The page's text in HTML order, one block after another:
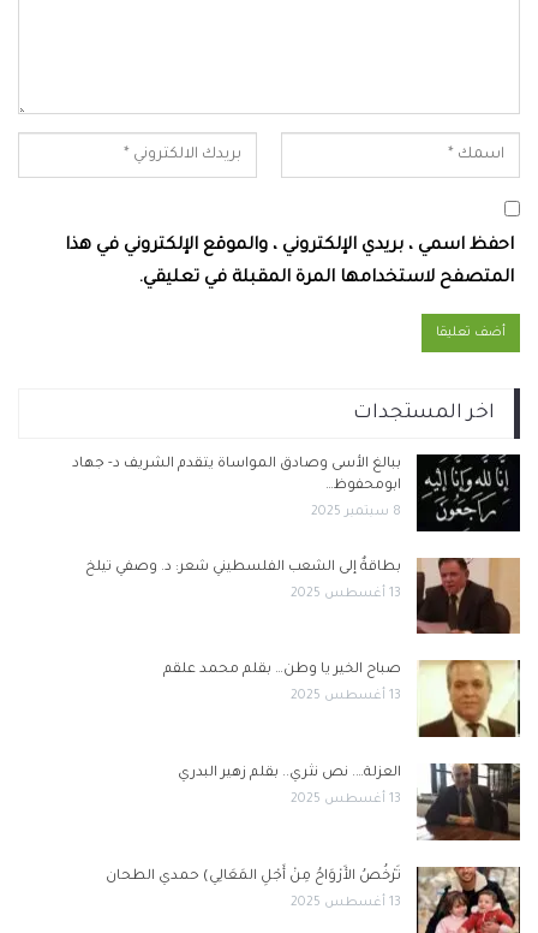
احفظ اسمي ، بريدي الإلكتروني ، والموقع الإلكتروني في هذا
المتصفح لاستخدامها المرة المقبلة في تعليقي.
اخر المستجدات
ببالغ الأسى وصادق المواساة يتقدم الشريف د- جهاد
ابومحفوظ…
8 سبتمبر 2025
بطاقةٌ إلى الشعب الفلسطيني شعر: د. وصفي تيلخ
13 أغسطس 2025
صباح الخير يا وطن… بقلم محمد علقم
13 أغسطس 2025
العزلة…. نص نثري.. بقلم زهير البدري
13 أغسطس 2025
تَرْخُصُ الأَرْوَاحُ مِنْ أَجْلِ المَعَالِي) حمدي الطحان
13 أغسطس 2025